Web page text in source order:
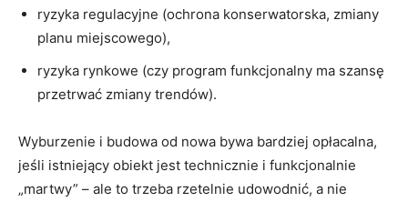
ryzyka regulacyjne (ochrona konserwatorska, zmiany
planu miejscowego),
ryzyka rynkowe (czy program funkcjonalny ma szansę
przetrwać zmiany trendów).
Wyburzenie i budowa od nowa bywa bardziej opłacalna,
jeśli istniejący obiekt jest technicznie i funkcjonalnie
„martwy” – ale to trzeba rzetelnie udowodnić, a nie